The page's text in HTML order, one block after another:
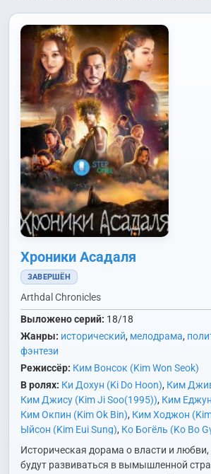
Хроники Асадаля
ЗАВЕРШЁН
Arthdal Chronicles
Выложено серий: 18/18
Жанры: исторический, мелодрама,
фэнтези
Режиссёр: Ким Вонсок (Kim Won Seok)
В ролях: Ки Дохун (Ki Do Hoon), Ким
Ким Джису (Kim Ji Soo(1995)), Ким
Ким Окпин (Kim Ok Bin), Ким Ходжон
Ыйсон (Kim Eui Sung), Ко Богёль (Ko Bo
(Lee Do Kyung)
Ли Хваны (Lee Hwang Ui)
Ho Cheol)
Пак Пёнын (Park Byung Eun)
Историческая дорама о власти и любви,
будут развиваться в вымышленной